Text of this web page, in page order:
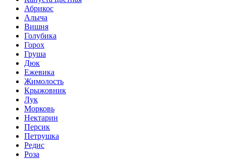
Абрикос
Алыча
Вишня
Голубика
Горох
Груша
Дюк
Ежевика
Жимолость
Крыжовник
Лук
Морковь
Нектарин
Персик
Петрушка
Редис
Роза